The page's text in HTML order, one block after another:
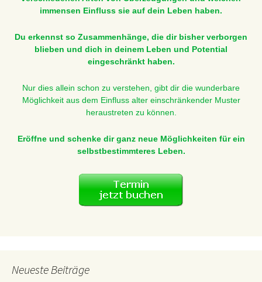
immensen Einfluss sie auf dein Leben haben.
Du erkennst so Zusammenhänge, die dir bisher verborgen
blieben und dich in deinem Leben und Potential
eingeschränkt haben.
Nur dies allein schon zu verstehen, gibt dir die wunderbare
Möglichkeit aus dem Einfluss alter einschränkender Muster
heraustreten zu können.
Eröffne und schenke dir ganz neue Möglichkeiten für ein
selbstbestimmteres Leben.
Neueste Beiträge